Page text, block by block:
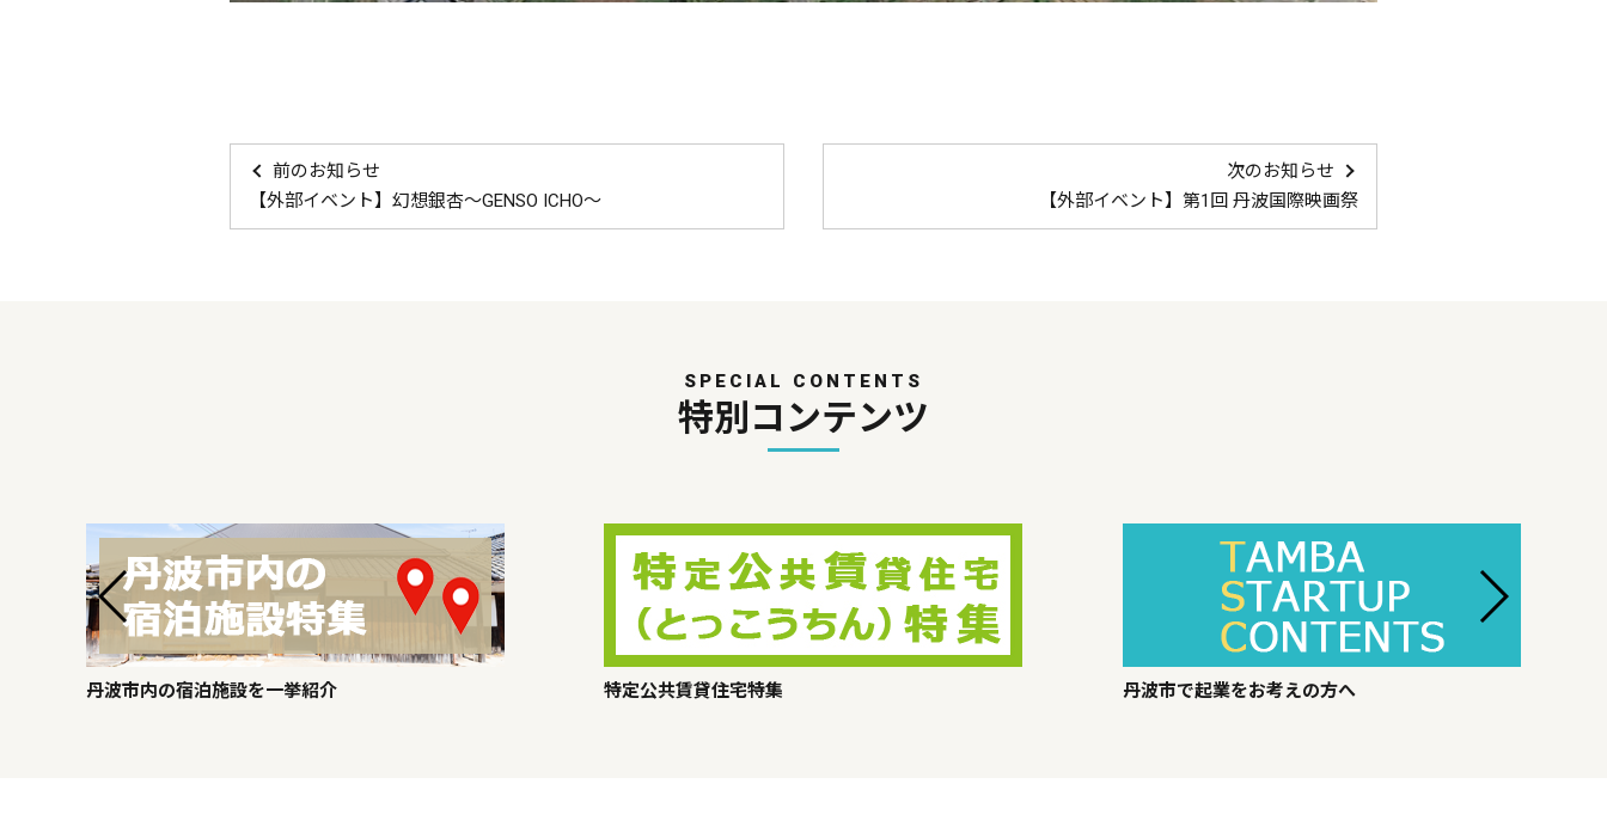
前のお知らせ
【外部イベント】幻想銀杏～GENSO ICHO～
次のお知らせ
【外部イベント】第1回 丹波国際映画祭
SPECIAL CONTENTS
特別コンテンツ
丹波市内の宿泊施設を一挙紹介 特定公共賃貸住宅特集 丹波市で起業をお考えの方へ